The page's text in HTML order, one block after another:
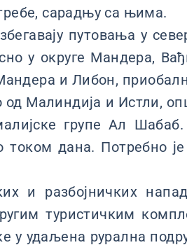
сарадњу са њима.
путовања у
у округе Мандера,
и Либон,
Малиндија и Истли,
групе Ал
током дана. Потребно
и разбојничких
туристичким
y удаљена рурална